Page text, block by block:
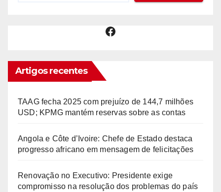
Facebook
Artigos recentes
TAAG fecha 2025 com prejuízo de 144,7 milhões
USD; KPMG mantém reservas sobre as contas
Angola e Côte d’Ivoire: Chefe de Estado destaca
progresso africano em mensagem de felicitações
Renovação no Executivo: Presidente exige
compromisso na resolução dos problemas do país